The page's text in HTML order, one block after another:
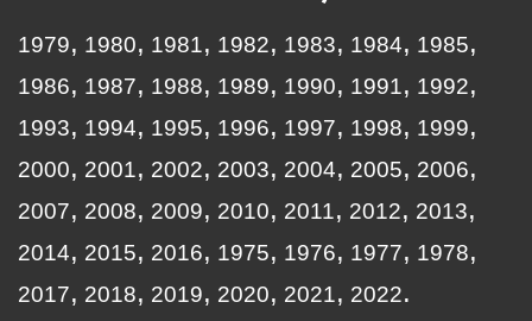
1979 1980 1981 1982 1983 1984
1985
1986
1987 1988 1989 1990 1991
1992
1993
1994 1995 1996 1997 1998
1999
2000
2001 2002 2003 2004 2005
2006
2007
2008 2009 2010 2011 2012
2013
2014
2015 2016 1975 1976 1977
1978
2017
2018 2019 2020 2021 2022